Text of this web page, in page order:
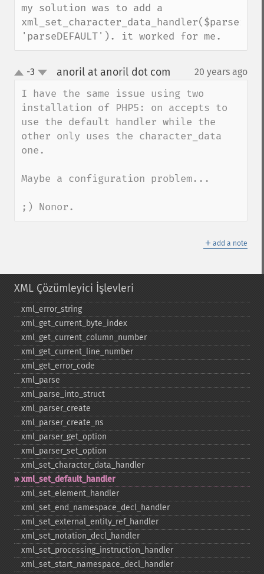
my solution was to add a
xml_set_character_data_handler($parser,
'parseDEFAULT'). it worked for me.
up-3 anoril at anoril dot com 20 years ago
I have the same issue using two
installation of PHP5: on accepts to
use the default handler while the
other only uses the character_data
one.
Maybe a configuration problem...
;) Nonor.
＋ add a note
XML Çözümleyici İşlevleri
xml_​error_​string
xml_​get_​current_​byte_​index
xml_​get_​current_​column_​number
xml_​get_​current_​line_​number
xml_​get_​error_​code
xml_​parse
xml_​parse_​into_​struct
xml_​parser_​create
xml_​parser_​create_​ns
xml_​parser_​get_​option
xml_​parser_​set_​option
xml_​set_​character_​data_​handler
xml_​set_​default_​handler
xml_​set_​element_​handler
xml_​set_​end_​namespace_​decl_​handler
xml_​set_​external_​entity_​ref_​handler
xml_​set_​notation_​decl_​handler
xml_​set_​processing_​instruction_​handler
xml_​set_​start_​namespace_​decl_​handler